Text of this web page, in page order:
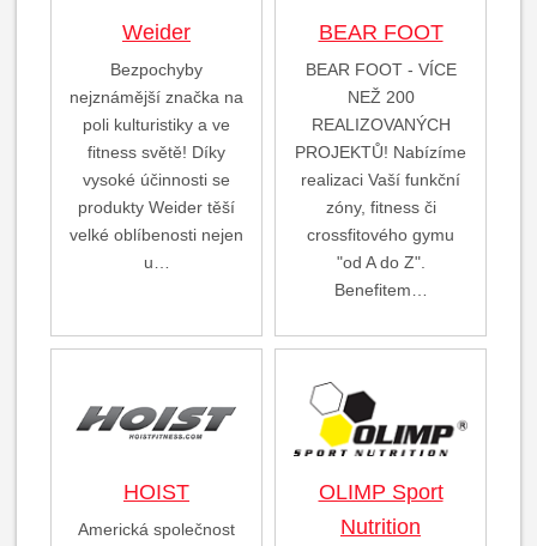
Weider
Bezpochyby
nejznámější značka na
poli kulturistiky a ve
fitness světě! Díky
vysoké účinnosti se
produkty Weider těší
velké oblíbenosti nejen
u…
BEAR FOOT
BEAR FOOT - VÍCE
NEŽ 200
REALIZOVANÝCH
PROJEKTŮ! Nabízíme
realizaci Vaší funkční
zóny, fitness či
crossfitového gymu
"od A do Z".
Benefitem…
HOIST
Americká společnost
OLIMP Sport
Nutrition